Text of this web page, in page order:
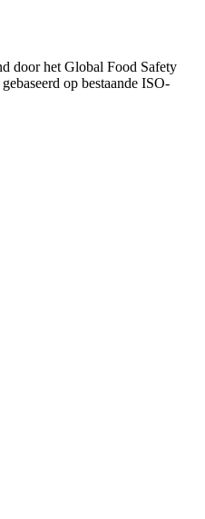
door het Global Food Safety
op bestaande ISO-